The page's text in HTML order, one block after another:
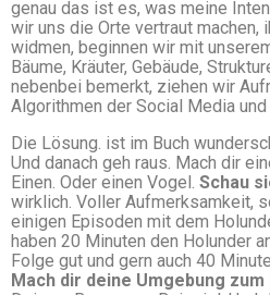
genau das ist es, was meine
wir uns die Orte vertraut machen,
widmen, beginnen wir mit
Bäume, Kräuter, Gebäude,
nebenbei bemerkt, ziehen wir
Algorithmen der Social Media und
Die Lösung. ist im Buch
Und danach geh raus. Mach dir
Einen. Oder einen Vogel. Schau
wirklich. Voller Aufmerksamkeit,
einigen Episoden mit dem
haben 20 Minuten den Holunder
Folge gut und gern auch 40
Mach dir deine Umgebung